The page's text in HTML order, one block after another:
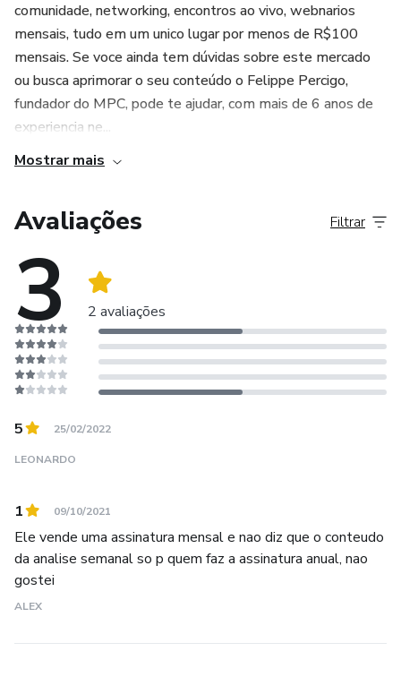
comunidade, networking, encontros ao vivo, webnarios
mensais, tudo em um unico lugar por menos de R$100
mensais. Se voce ainda tem dúvidas sobre este mercado
ou busca aprimorar o seu conteúdo o Felippe Percigo,
fundador do MPC, pode te ajudar, com mais de 6 anos de
experiencia ne...
Mostrar mais
Avaliações
3 2 avaliações
Filtrar
5 25/02/2022
LEONARDO
1 09/10/2021
Ele vende uma assinatura mensal e nao diz que o conteudo
da analise semanal so p quem faz a assinatura anual, nao
gostei
ALEX